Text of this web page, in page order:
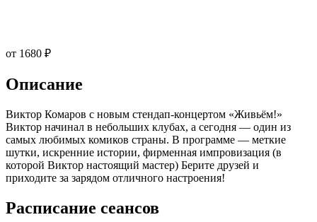
от 1680 ₽
Описание
Виктор Комаров с новым стендап-концертом «Живьём!»
Виктор начинал в небольших клубах, а сегодня — один из
самых любимых комиков страны. В программе — меткие
шутки, искренние истории, фирменная импровизация (в
которой Виктор настоящий мастер) Берите друзей и
приходите за зарядом отличного настроения!
Расписание сеансов